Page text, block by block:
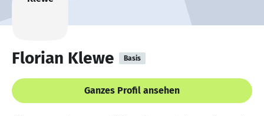
Florian Klewe Basis
Ganzes Profil ansehen